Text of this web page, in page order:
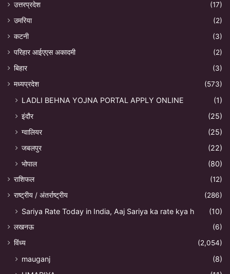
उत्तरप्रदेश
(17)
उमरिया
(2)
कटनी
(3)
परिहार आईएएस अकादमी
(2)
बिहार
(3)
मध्यप्रदेश
(573)
LADLI BEHNA YOJNA PORTAL APPLY ONLINE
(1)
इंदौर
(25)
ग्वालियर
(25)
जबलपुर
(22)
भोपाल
(80)
राशिफल
(12)
राष्ट्रीय / अंतर्राष्ट्रीय
(286)
Sariya Rate Today in India, Aaj Sariya ka rate kya h (10)
लखनऊ
(6)
विंध्य
(2,054)
mauganj
(8)